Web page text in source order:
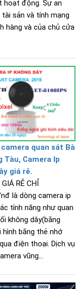
hoạt động. Sự an
sản và tính mạng
hàng và của chủ cửa
quan sát Bà
Tàu, Camera Ip
giá rẻ.
RẺ CHỈ
là dòng camera ip
tính năng như quan
không dây(bằng
hình bằng thẻ nhớ
điện thoại. Dịch vụ
vũng...